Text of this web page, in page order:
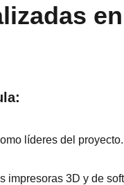
líderes del proyecto.
impresoras 3D y de